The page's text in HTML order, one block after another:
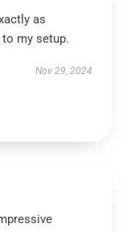
as
to my setup.
Nov 29, 2024